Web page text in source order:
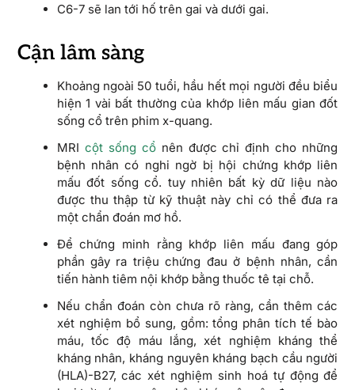
C6-7 sẽ lan tới hố trên gai và dưới gai.
Cận lâm sàng
Khoảng ngoài 50 tuổi, hầu hết mọi người đều biểu
hiện 1 vài bất thường của khớp liên mấu gian đốt
sống cổ trên phim x-quang.
MRI cột sống cổnên được chỉ định cho những
bệnh nhân có nghi ngờ bị hội chứng khớp liên
mấu đốt sống cổ. tuy nhiên bất kỳ dữ liệu nào
được thu thập từ kỹ thuật này chỉ có thể đưa ra
một chẩn đoán mơ hồ.
Để chứng minh rằng khớp liên mấu đang góp
phần gây ra triệu chứng đau ở bệnh nhân, cần
tiến hành tiêm nội khớp bằng thuốc tê tại chỗ.
Nếu chẩn đoán còn chưa rõ ràng, cần thêm các
xét nghiệm bổ sung, gồm: tổng phân tích tế bào
máu, tốc độ máu lắng, xét nghiệm kháng thể
kháng nhân, kháng nguyên kháng bạch cầu người
(HLA)-B27, các xét nghiệm sinh hoá tự động để